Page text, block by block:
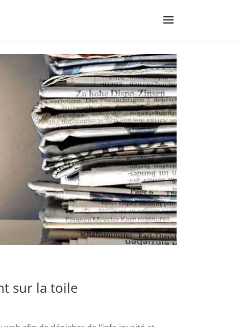
sur la toile